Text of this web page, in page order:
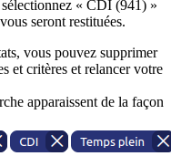
« CDI (941) »
seront restituées.
vous pouvez supprimer
et critères et relancer votre
apparaissent de la façon